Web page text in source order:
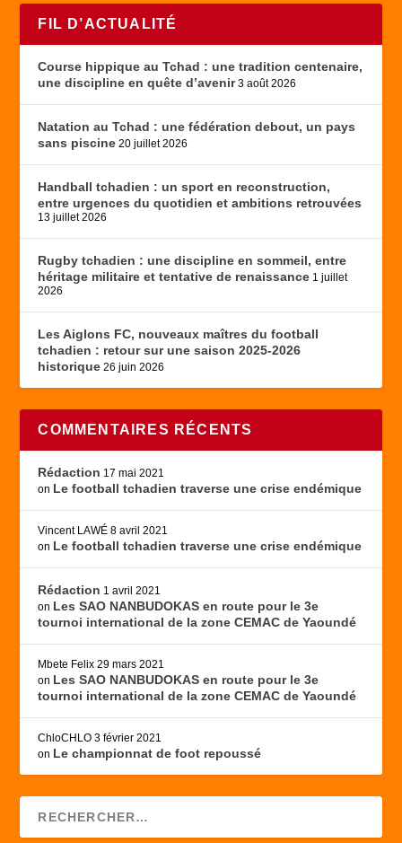
FIL D’ACTUALITÉ
Course hippique au Tchad : une tradition centenaire,
une discipline en quête d’avenir 3 août 2026
Natation au Tchad : une fédération debout, un pays
sans piscine 20 juillet 2026
Handball tchadien : un sport en reconstruction,
entre urgences du quotidien et ambitions retrouvées
13 juillet 2026
Rugby tchadien : une discipline en sommeil, entre
héritage militaire et tentative de renaissance 1 juillet
2026
Les Aiglons FC, nouveaux maîtres du football
tchadien : retour sur une saison 2025-2026
historique 26 juin 2026
COMMENTAIRES RÉCENTS
Rédaction 17 mai 2021
on Le football tchadien traverse une crise endémique
Vincent LAWÉ 8 avril 2021
on Le football tchadien traverse une crise endémique
Rédaction 1 avril 2021
on Les SAO NANBUDOKAS en route pour le 3e
tournoi international de la zone CEMAC de Yaoundé
Mbete Felix 29 mars 2021
on Les SAO NANBUDOKAS en route pour le 3e
tournoi international de la zone CEMAC de Yaoundé
ChloCHLO 3 février 2021
on Le championnat de foot repoussé